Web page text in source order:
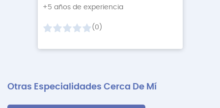
+5 años de experiencia
(0)
Otras Especialidades Cerca De Mí